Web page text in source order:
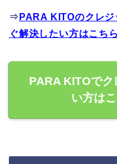
⇒ PARA KITOのクレ
ぐ解決したい方はこちら
PARA KITOでク
い方は